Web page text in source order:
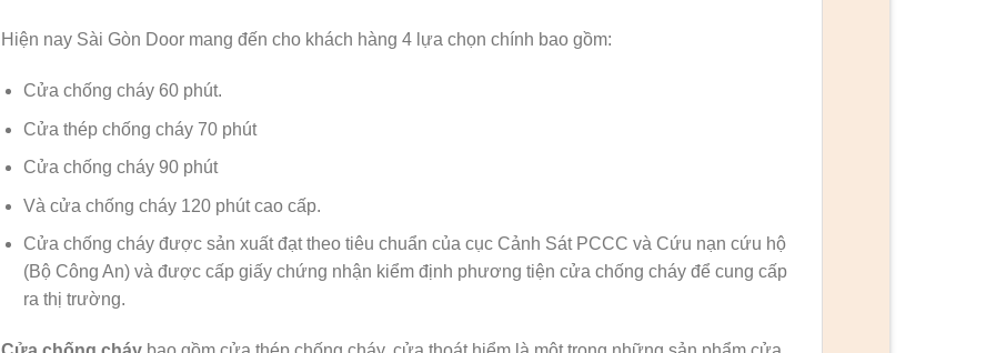
Hiện nay Sài Gòn Door mang đến cho khách hàng 4 lựa chọn chính bao gồm:
Cửa chống cháy 60 phút.
Cửa thép chống cháy 70 phút
Cửa chống cháy 90 phút
Và cửa chống cháy 120 phút cao cấp.
Cửa chống cháy được sản xuất đạt theo tiêu chuẩn của cục Cảnh Sát PCCC và Cứu nạn cứu hộ
(Bộ Công An) và được cấp giấy chứng nhận kiểm định phương tiện cửa chống cháy để cung cấp
ra thị trường.